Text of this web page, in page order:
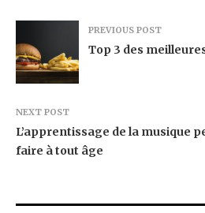
PREVIOUS POST
Top 3 des
NEXT POST
L’apprentissage de la musique
faire à tout âge